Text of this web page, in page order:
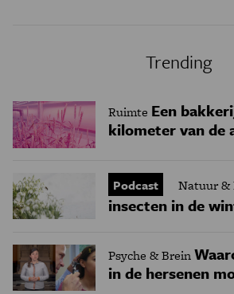
Trending
Ruimte Een
kilometer van de
Podcast Natuur &
insecten in de
Psyche & Brein
in de hersenen